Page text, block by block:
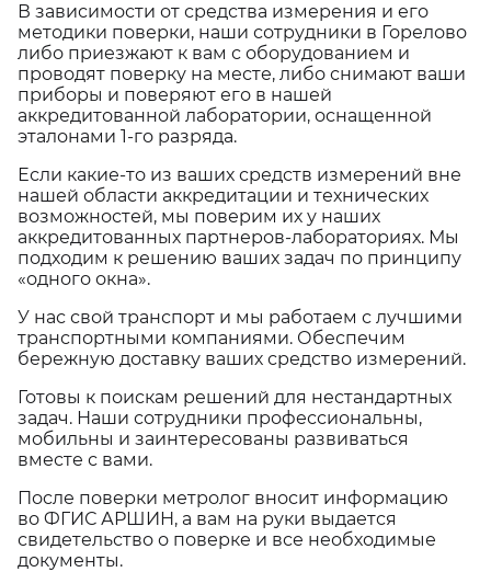
В зависимости от средства измерения и его
методики поверки, наши сотрудники в Горелово
либо приезжают к вам с оборудованием и
проводят поверку на месте, либо снимают ваши
приборы и поверяют его в нашей
аккредитованной лаборатории, оснащенной
эталонами 1-го разряда.
Если какие-то из ваших средств измерений вне
нашей области аккредитации и технических
возможностей, мы поверим их у наших
аккредитованных партнеров-лабораториях. Мы
подходим к решению ваших задач по принципу
«одного окна».
У нас свой транспорт и мы работаем с лучшими
транспортными компаниями. Обеспечим
бережную доставку ваших средство измерений.
Готовы к поискам решений для нестандартных
задач. Наши сотрудники профессиональны,
мобильны и заинтересованы развиваться
вместе с вами.
После поверки метролог вносит информацию
во ФГИС АРШИН, а вам на руки выдается
свидетельство о поверке и все необходимые
документы.